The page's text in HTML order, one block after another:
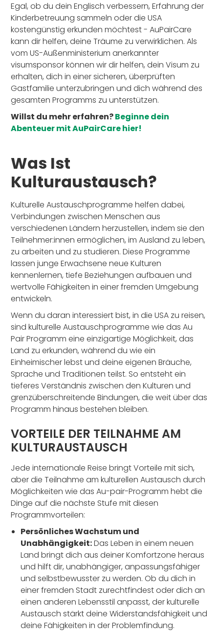
Egal, ob du dein Englisch verbessern, Erfahrung der
Kinderbetreuung sammeln oder die USA
kostengünstig erkunden möchtest - AuPairCare
kann dir helfen, deine Träume zu verwirklichen. Als
vom US-Außenministerium anerkannter
visumsponsor können wir dir helfen, dein Visum zu
erhalten, dich in einer sicheren, überprüften
Gastfamilie unterzubringen und dich während des
gesamten Programms zu unterstützen.
Willst du mehr erfahren?Beginne dein
Abenteuer mit AuPairCare hier!
Was Ist
Kulturaustausch?
Kulturelle Austauschprogramme helfen dabei,
Verbindungen zwischen Menschen aus
verschiedenen Ländern herzustellen, indem sie den
Teilnehmer:innen ermöglichen, im Ausland zu leben,
zu arbeiten und zu studieren. Diese Programme
lassen junge Erwachsene neue Kulturen
kennenlernen, tiefe Beziehungen aufbauen und
wertvolle Fähigkeiten in einer fremden Umgebung
entwickeln.
Wenn du daran interessiert bist, in die USA zu reisen,
sind kulturelle Austauschprogramme wie das Au
Pair Programm eine einzigartige Möglichkeit, das
Land zu erkunden, während du wie ein
Einheimischer lebst und deine eigenen Bräuche,
Sprache und Traditionen teilst. So entsteht ein
tieferes Verständnis zwischen den Kulturen und
grenzüberschreitende Bindungen, die weit über das
Programm hinaus bestehen bleiben.
VORTEILE DER TEILNAHME AM
KULTURAUSTAUSCH
Jede internationale Reise bringt Vorteile mit sich,
aber die Teilnahme am kulturellen Austausch durch
Möglichkeiten wie das Au-pair-Programm hebt die
Dinge auf die nächste Stufe mit diesen
Programmvorteilen:
Persönliches Wachstum und
Unabhängigkeit:Das Leben in einem neuen
Land bringt dich aus deiner Komfortzone heraus
und hilft dir, unabhängiger, anpassungsfähiger
und selbstbewusster zu werden. Ob du dich in
einer fremden Stadt zurechtfindest oder dich an
einen anderen Lebensstil anpasst, der kulturelle
Austausch stärkt deine Widerstandsfähigkeit und
deine Fähigkeiten in der Problemfindung.